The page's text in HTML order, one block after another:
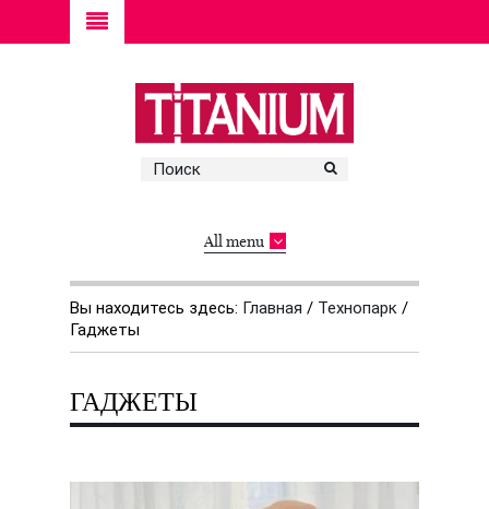
All menu
Вы находитесь здесь: Главная / Технопарк /
Гаджеты
ГАДЖЕТЫ